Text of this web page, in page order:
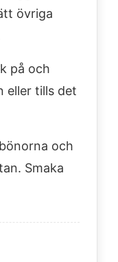
övriga
på och
eller tills det
och
Smaka